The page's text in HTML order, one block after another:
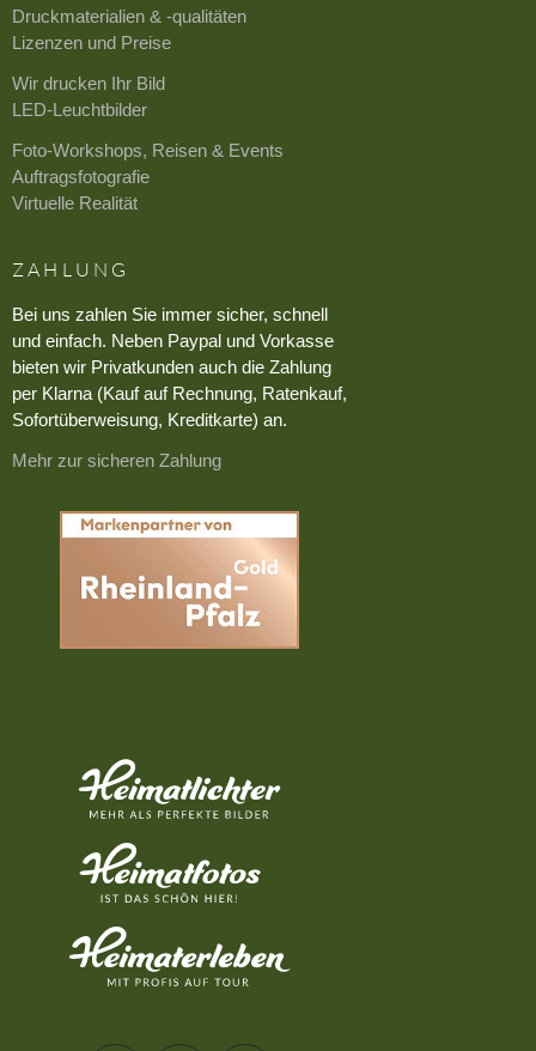
Druckmaterialien & -qualitäten
Lizenzen und Preise
Wir drucken Ihr Bild
LED-Leuchtbilder
Foto-Workshops, Reisen & Events
Auftragsfotografie
Virtuelle Realität
ZAHLUNG
Bei uns zahlen Sie immer sicher, schnell
und einfach. Neben Paypal und Vorkasse
bieten wir Privatkunden auch die Zahlung
per Klarna (Kauf auf Rechnung, Ratenkauf,
Sofortüberweisung, Kreditkarte) an.
Mehr zur sicheren Zahlung